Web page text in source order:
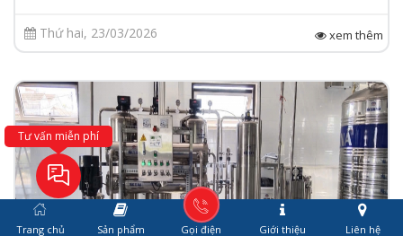
Thứ hai, 23/03/2026 xem thêm
Tư vấn miễn phí
Trang chủ Sản phẩm Gọi điện Giới thiệu Liên hệ